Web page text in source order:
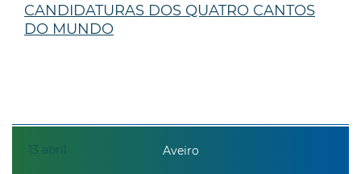
13 abril
CANDIDATURAS DOS QUATRO CANTOS
DO MUNDO
Aveiro